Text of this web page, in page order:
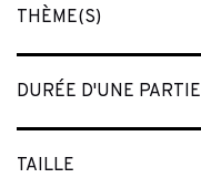
THÈME(S)
DURÉE D'UNE PARTIE
TAILLE